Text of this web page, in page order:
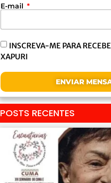
E-mail
INSCREVA-ME PARA
XAPURI
ENVIAR
POSTS RECENTES